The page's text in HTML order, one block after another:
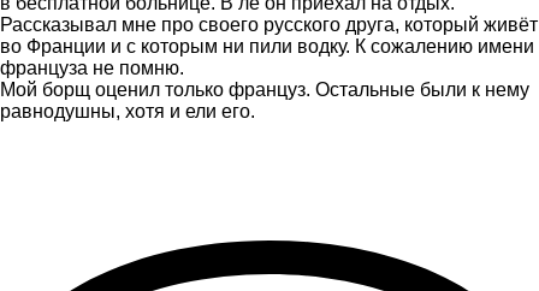
Рассказывал мне про своего русского друга, который живёт
во Франции и с которым ни пили водку. К сожалению имени
француза не помню.
Мой борщ оценил только француз. Остальные были к нему
равнодушны, хотя и ели его.